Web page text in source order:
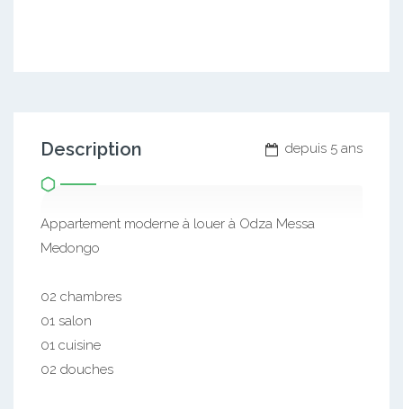
depuis 5 ans
Description
Appartement moderne à louer à Odza Messa
Medongo
02 chambres
01 salon
01 cuisine
02 douches